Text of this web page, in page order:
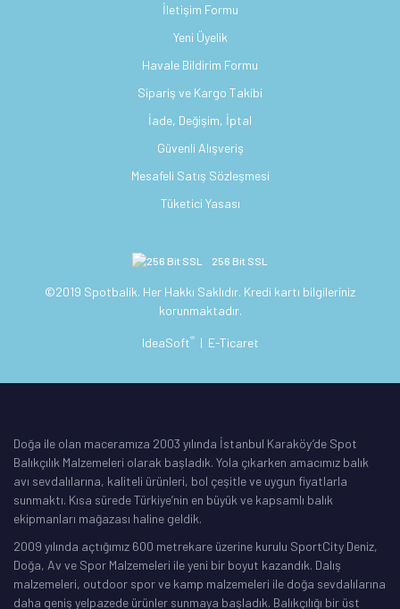
İletişim Formu
Yeni Üyelik
Havale Bildirim Formu
Sipariş ve Kargo Takibi
İade, Değişim, İptal
Güvenli Alışveriş
Mesafeli Satış Sözleşmesi
Tüketici Yasası
256 Bit SSL
©2019 Spotbalik. Her Hakkı Saklıdır. Kredi kartı bilgileriniz
korunmaktadır.
IdeaSoft® | E-Ticaret
Doğa ile olan maceramıza 2003 yılında İstanbul Karaköy’de Spot
Balıkçılık Malzemeleri olarak başladık. Yola çıkarken amacımız balık
avı sevdalılarına, kaliteli ürünleri, bol çeşitle ve uygun fiyatlarla
sunmaktı. Kısa sürede Türkiye’nin en büyük ve kapsamlı balık
ekipmanları mağazası haline geldik.
2009 yılında açtığımız 600 metrekare üzerine kurulu SportCity Deniz,
Doğa, Av ve Spor Malzemeleri ile yeni bir boyut kazandık. Dalış
malzemeleri, outdoor spor ve kamp malzemeleri ile doğa sevdalılarına
daha geniş yelpazede ürünler sunmaya başladık. Balıkçılığı bir üst